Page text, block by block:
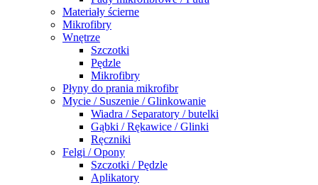
Materiały ścierne
Mikrofibry
Wnętrze
Szczotki
Pędzle
Mikrofibry
Płyny do prania mikrofibr
Mycie / Suszenie / Glinkowanie
Wiadra / Separatory / butelki
Gąbki / Rękawice / Glinki
Ręczniki
Felgi / Opony
Szczotki / Pędzle
Aplikatory